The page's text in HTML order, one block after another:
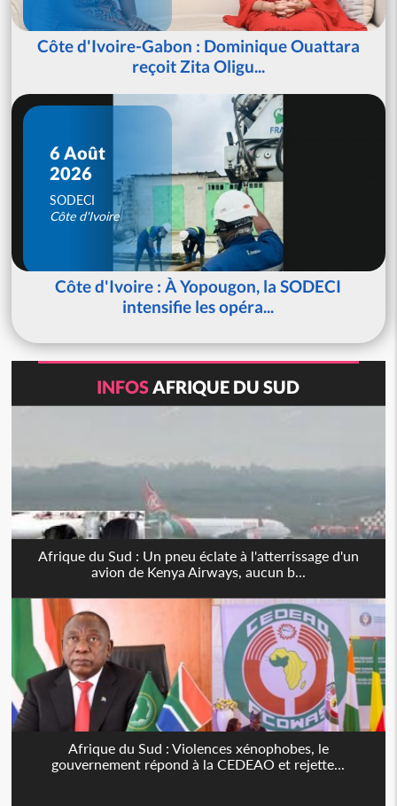
Côte d'Ivoire-Gabon : Dominique Ouattara
reçoit Zita Oligu...
6 Août
2026
SODECI
Côte d'Ivoire
Côte d'Ivoire : À Yopougon, la SODECI
intensifie les opéra...
INFOSAFRIQUE DU SUD
Afrique du Sud : Un pneu éclate à l'atterrissage d'un
avion de Kenya Airways, aucun b...
Afrique du Sud : Violences xénophobes, le
gouvernement répond à la CEDEAO et rejette...